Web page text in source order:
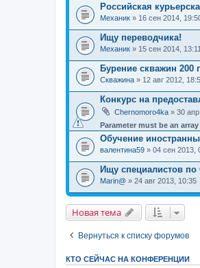
Российская
Механик » 16 сен 2014,
Ищу переводчика!
Механик » 15 сен 2014, 13:11
Бурение скважин 200
Скважина » 12 авг 2012,
Конкурс на
Chernomoro4ka » 30
Parameter must be an
Обучение
валентина59 » 04 сен 2013,
Ищу специалистов по
Marin@ » 24 авг 2013, 10:35
Новая тема
Вернуться к списку форумов
КТО СЕЙЧАС НА КОНФЕРЕНЦИИ